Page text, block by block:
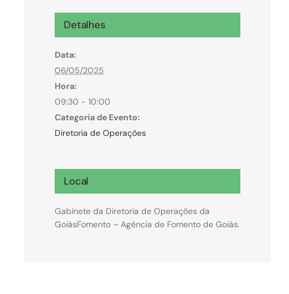
Microcrédito
Para MEI, microempresas e pessoas físicas
(feirantes e transportes)
Detalhes
Data:
06/05/2025
Hora:
09:30 - 10:00
Categoria de Evento:
Diretoria de Operações
Local
Gabinete da Diretoria de Operações da
GoiásFomento – Agência de Fomento de Goiás.